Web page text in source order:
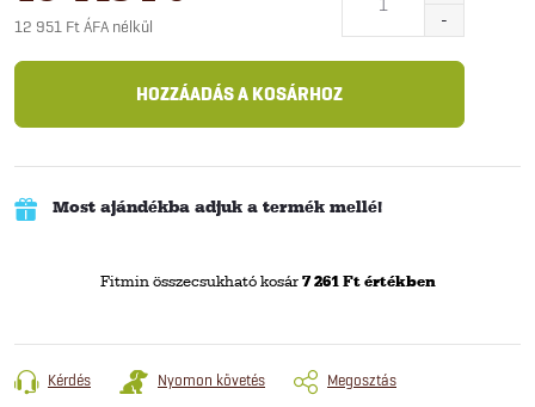
12 951 Ft ÁFA nélkül
HOZZÁADÁS A KOSÁRHOZ
Most ajándékba adjuk a termék mellé!
Fitmin összecsukható kosár 7 261 Ft értékben
Kérdés Nyomon követés Megosztás